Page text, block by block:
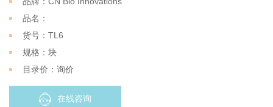
品名：
货号：TL6
规格：块
目录价：询价
在线咨询